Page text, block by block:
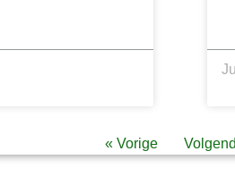
« Vorige